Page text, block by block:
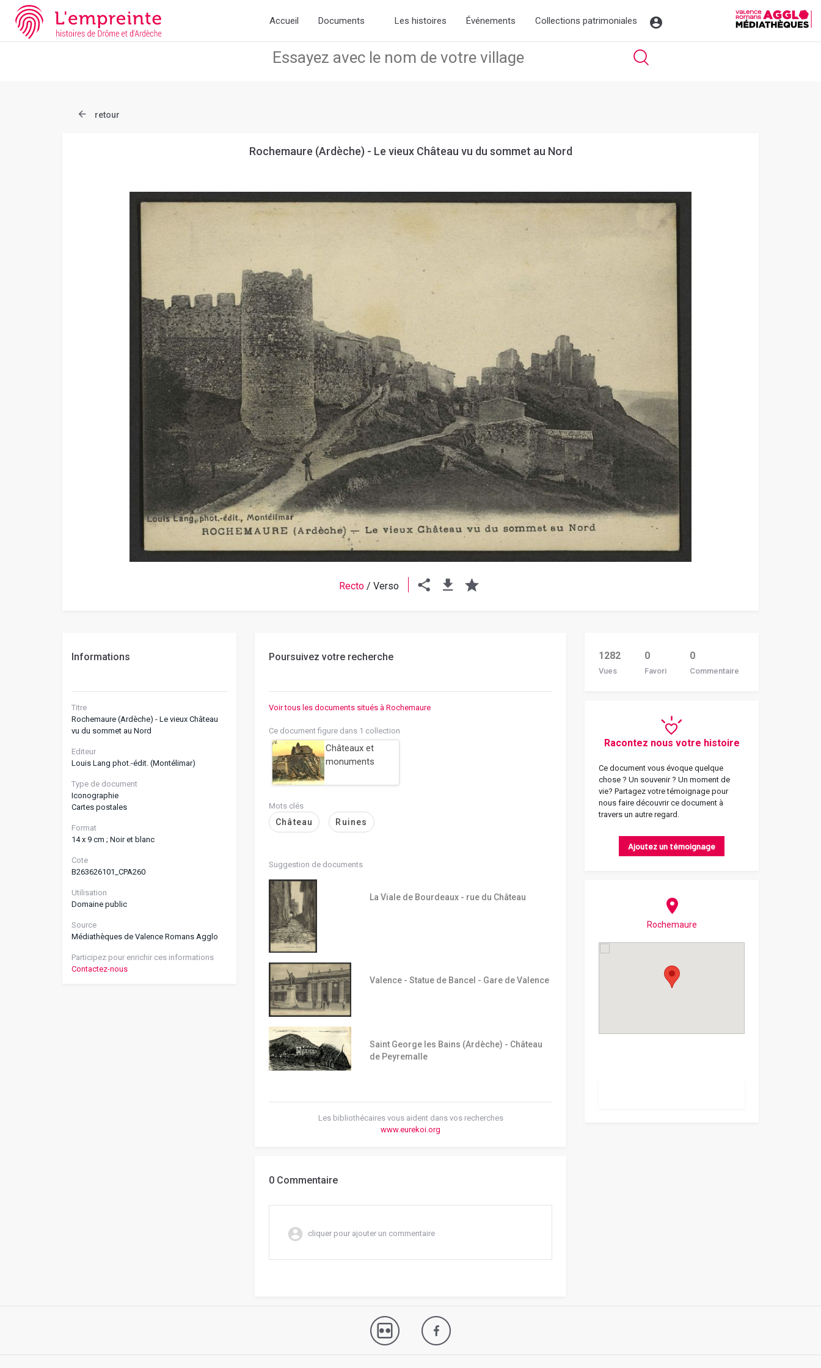
Array ( [slug] => document [ref] => B263626101_CPA260 )
Accueil Documents Les histoires Événements Collections patrimoniales
retour
Rochemaure (Ardèche) - Le vieux Château vu du sommet au Nord
Recto/ Verso
Informations
Titre
Rochemaure (Ardèche) - Le vieux Château
vu du sommet au Nord
Editeur
Louis Lang phot.-édit. (Montélimar)
Type de document
Iconographie
Cartes postales
Format
14 x 9 cm ; Noir et blanc
Cote
B263626101_CPA260
Utilisation
Domaine public
Source
Médiathèques de Valence Romans Agglo
Participez pour enrichir ces informations
Contactez-nous
Poursuivez votre recherche
Voir tous les documents situés à Rochemaure
Ce document figure dans 1 collection
Châteaux et
monuments
Mots clés
Château Ruines
Suggestion de documents
La Viale de Bourdeaux - rue du Château
Valence - Statue de Bancel - Gare de Valence
Saint George les Bains (Ardèche) - Château
de Peyremalle
Les bibliothécaires vous aident dans vos recherches
www.eurekoi.org
0 Commentaire
cliquer pour ajouter un commentaire
1282
Vues
0
Favori
0
Commentaire
Racontez nous votre histoire
Ce document vous évoque quelque
chose ? Un souvenir ? Un moment de
vie? Partagez votre témoignage pour
nous faire découvrir ce document à
travers un autre regard.
Ajoutez un témoignage
Rochemaure